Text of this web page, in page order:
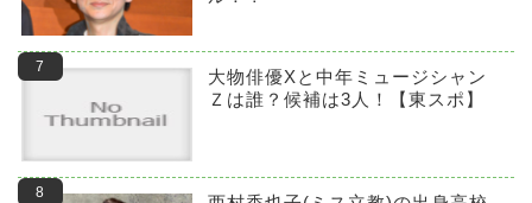
大物俳優Xと中年ミュージシャン
Ｚは誰？候補は3人！【東スポ】